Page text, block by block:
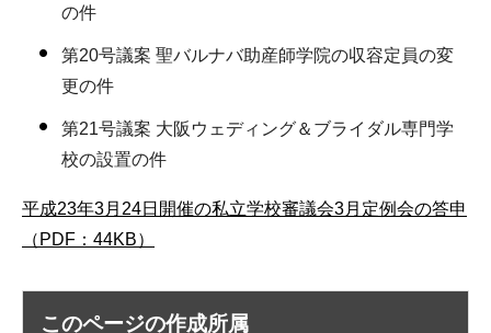
の件
第20号議案 聖バルナバ助産師学院の収容定員の変
更の件
第21号議案 大阪ウェディング＆ブライダル専門学
校の設置の件
平成23年3月24日開催の私立学校審議会3月定例会の答申
（PDF：44KB）
このページの作成所属